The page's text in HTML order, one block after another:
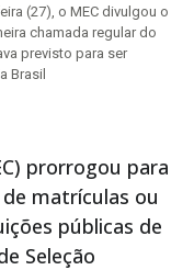
(27), o MEC divulgou o
chamada regular do
previsto para ser
Brasil
prorrogou para
matrículas ou
públicas de
Seleção